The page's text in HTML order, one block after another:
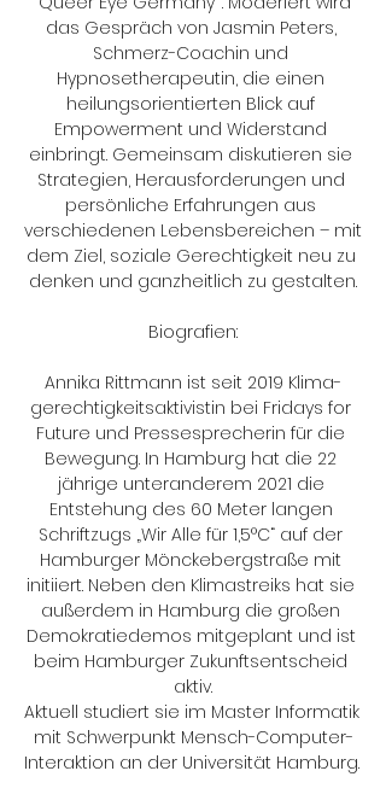
das Gespräch von Jasmin Peters,
Schmerz-Coachin und
Hypnosetherapeutin, die einen
heilungsorientierten Blick auf
Empowerment und Widerstand
einbringt. Gemeinsam diskutieren sie
Strategien, Herausforderungen und
persönliche Erfahrungen aus
verschiedenen Lebensbereichen – mit
dem Ziel, soziale Gerechtigkeit neu zu
denken und ganzheitlich zu gestalten.
Biografien:
Annika Rittmann ist seit 2019 Klima­
gerechtigkeits­aktivistin bei Fridays for
Future und Pressesprecherin für die
Bewegung. In Hamburg hat die 22
jährige unteranderem 2021 die
Entstehung des 60 Meter langen
Schriftzugs „Wir Alle für 1,5°C“ auf der
Hamburger Mönckeberg­straße mit
initiiert. Neben den Klimastreiks hat sie
außerdem in Hamburg die großen
Demokratiedemos mitgeplant und ist
beim Hamburger Zukunftsentscheid
aktiv.
Aktuell studiert sie im Master Informatik
mit Schwerpunkt Mensch-Computer-
Interaktion an der Universität Hamburg.